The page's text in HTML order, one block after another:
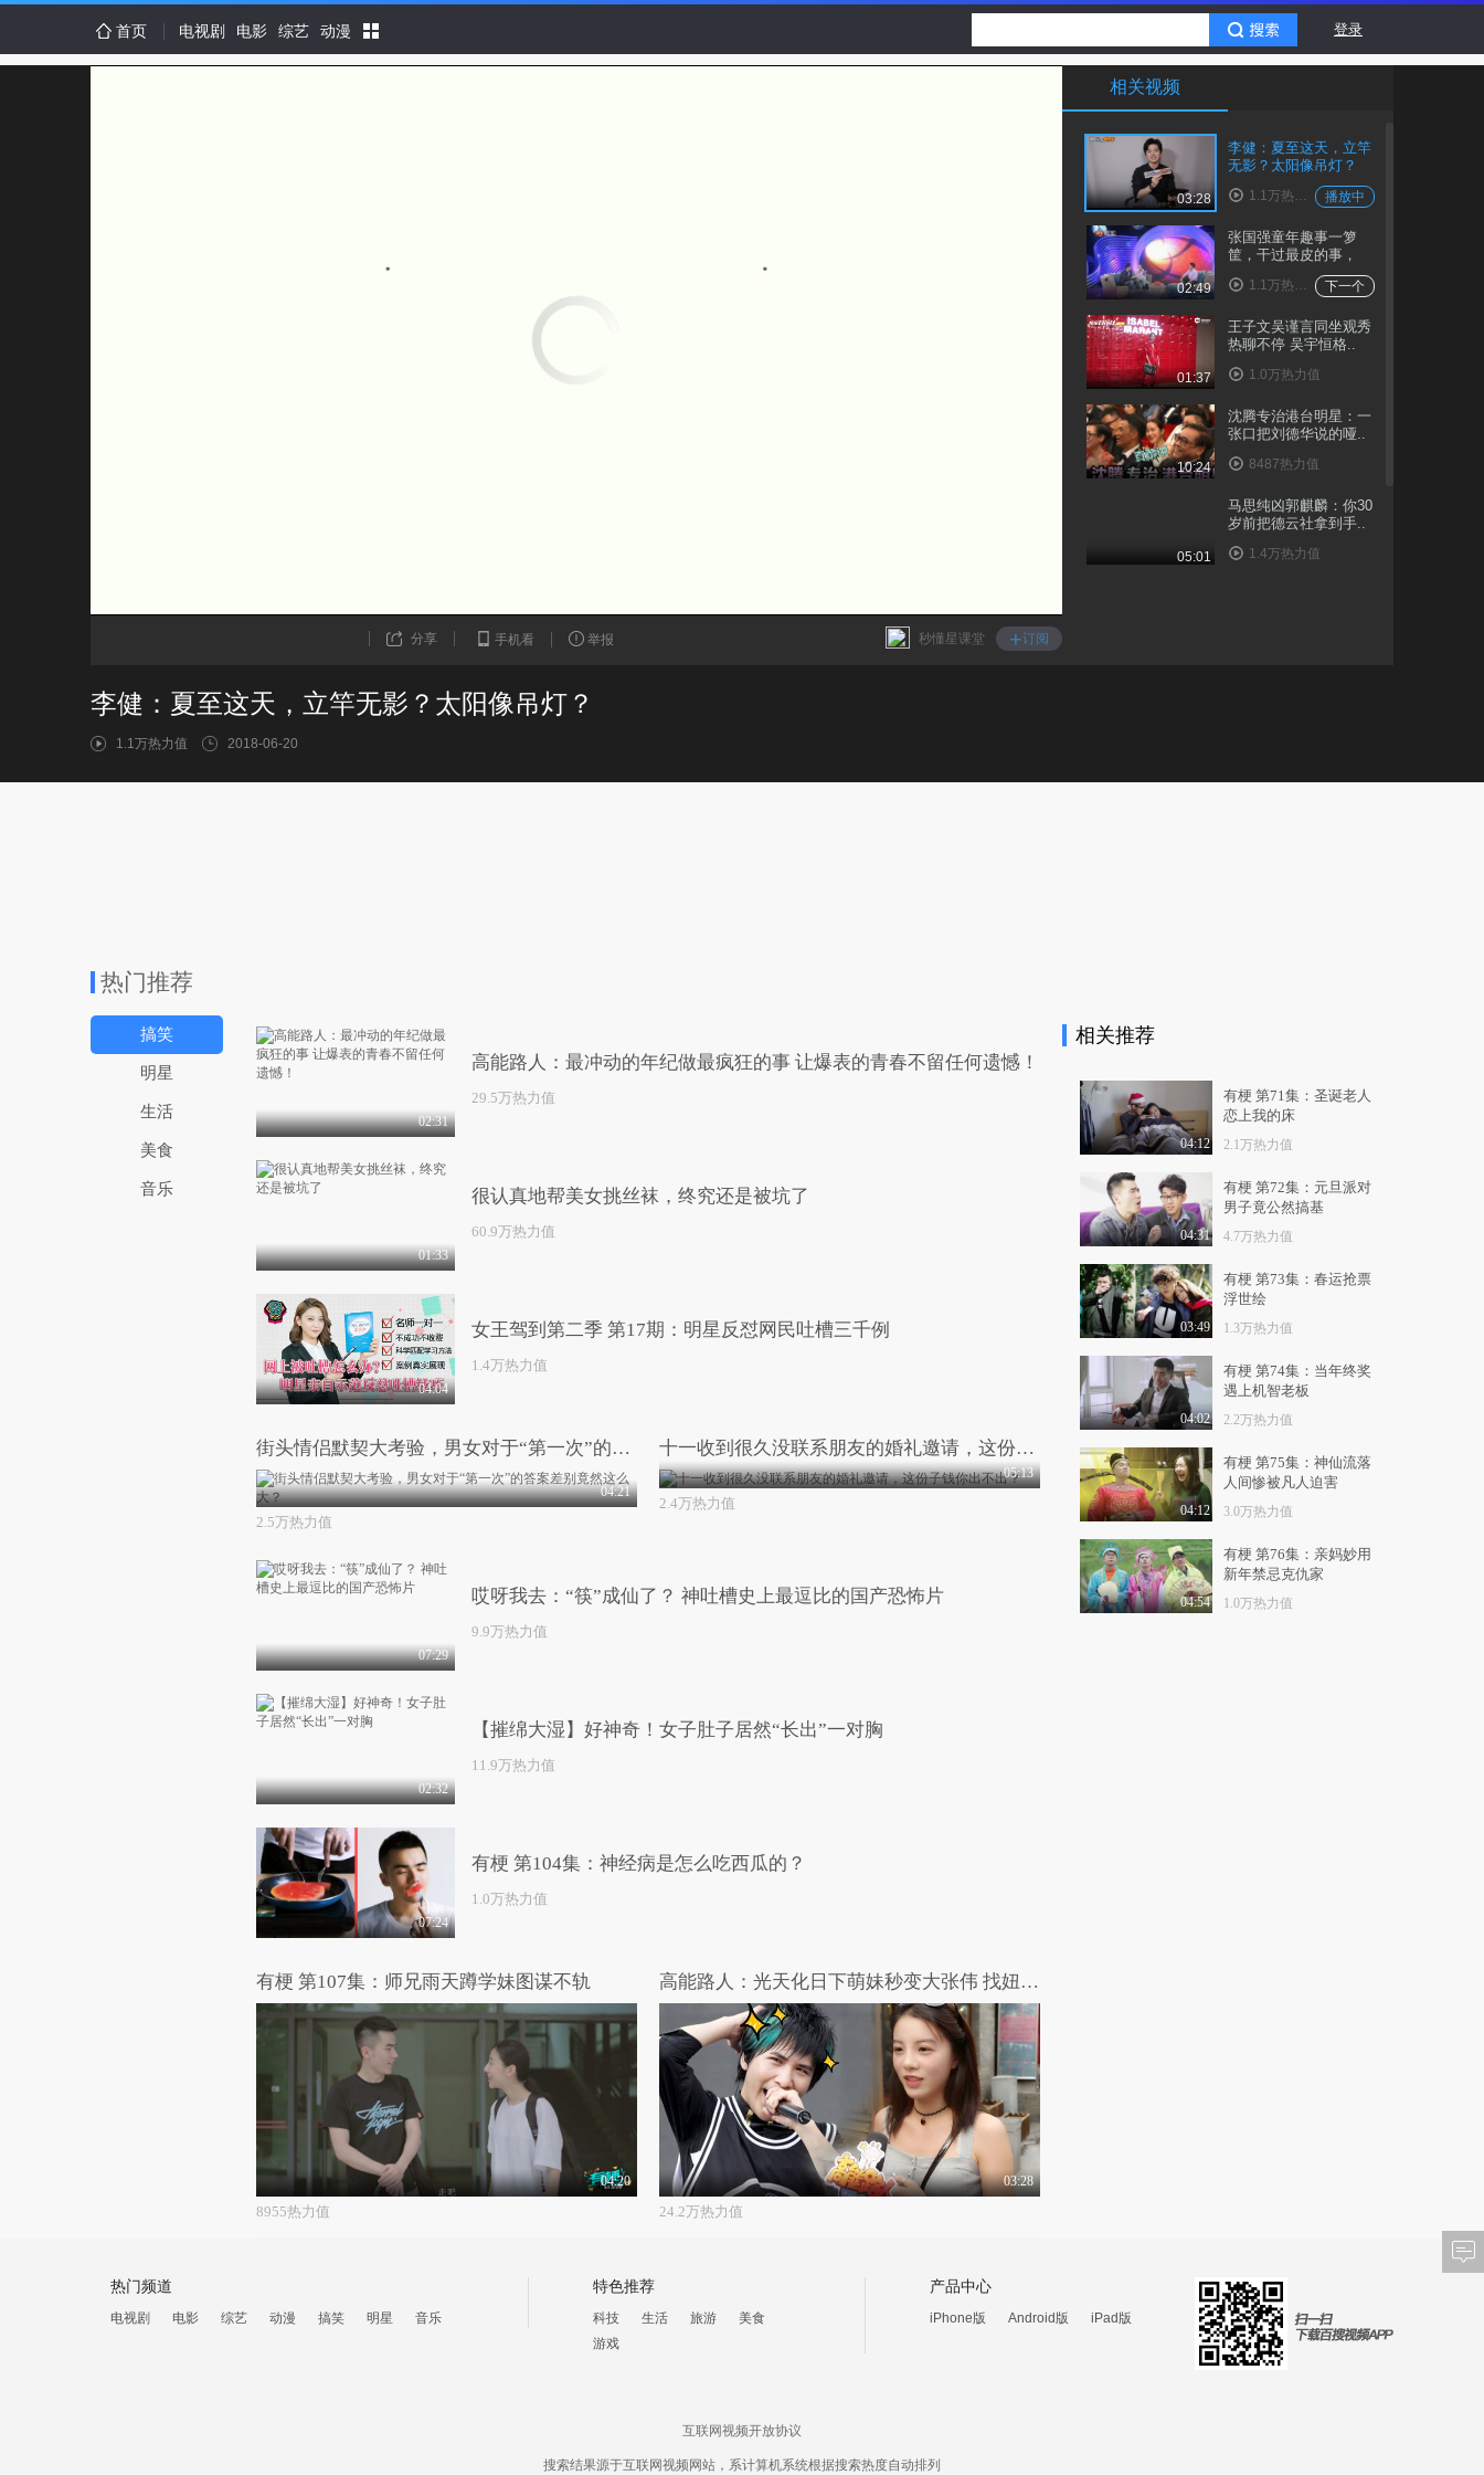
首页 电视剧 电影 综艺 动漫 登录
分享 手机看 举报 +订阅
秒懂星课堂
相关视频
03:28
李健：夏至这天，立竿
无影？太阳像吊灯？
播放中
1.1万热力值
02:49
张国强童年趣事一箩
筐，干过最皮的事，
下一个
1.1万热力值
01:37
王子文吴谨言同坐观秀
热聊不停 吴宇恒格..
1.0万热力值
10:24
沈腾专治港台明星：一
张口把刘德华说的哑..
8487热力值
05:01
马思纯凶郭麒麟：你30
岁前把德云社拿到手..
1.4万热力值
李健：夏至这天，立竿无影？太阳像吊灯？
1.1万热力值 2018-06-20
热门推荐
搞笑
明星
生活
美食
音乐
相关推荐
04:12
有梗 第71集：圣诞老人
恋上我的床
2.1万热力值
04:31
有梗 第72集：元旦派对
男子竟公然搞基
4.7万热力值
03:49
有梗 第73集：春运抢票
浮世绘
1.3万热力值
04:02
有梗 第74集：当年终奖
遇上机智老板
2.2万热力值
04:12
有梗 第75集：神仙流落
人间惨被凡人迫害
3.0万热力值
04:54
有梗 第76集：亲妈妙用
新年禁忌克仇家
1.0万热力值
02:31
高能路人：最冲动的年纪做最疯狂的事 让爆表的青春不留任何遗憾！
29.5万热力值
01:33
很认真地帮美女挑丝袜，终究还是被坑了
60.9万热力值
04:04
女王驾到第二季 第17期：明星反怼网民吐槽三千例
1.4万热力值
街头情侣默契大考验，男女对于“第一次”的答案差别竟然这么大？
04:21
2.5万热力值
十一收到很久没联系朋友的婚礼邀请，这份子钱你出不出？
05:13
2.4万热力值
07:29
哎呀我去：“筷”成仙了？ 神吐槽史上最逗比的国产恐怖片
9.9万热力值
02:32
【摧绵大湿】好神奇！女子肚子居然“长出”一对胸
11.9万热力值
07:24
有梗 第104集：神经病是怎么吃西瓜的？
1.0万热力值
有梗 第107集：师兄雨天蹲学妹图谋不轨
04:20
8955热力值
高能路人：光天化日下萌妹秒变大张伟 找妞的标准竟是36D！
03:28
24.2万热力值
热门频道
电视剧 电影 综艺 动漫 搞笑 明星 音乐
特色推荐
科技 生活 旅游
美食
游戏
产品中心
iPhone版 Android版 iPad版
互联网视频开放协议
搜索结果源于互联网视频网站，系计算机系统根据搜索热度自动排列